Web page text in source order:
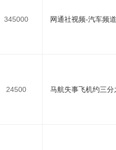
345000 网通社视频-汽车频
24500 马航失事飞机约三分